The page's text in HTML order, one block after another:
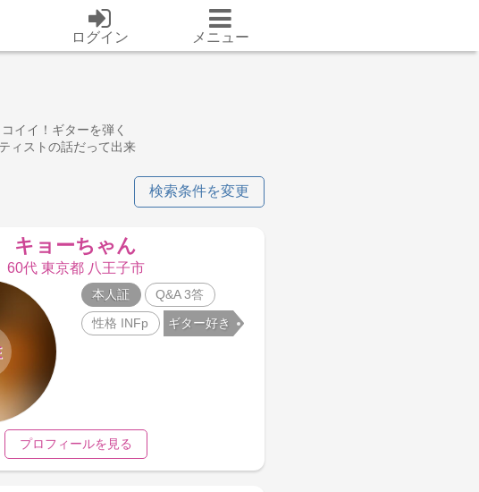
ログイン メニュー
イイ！ギターを弾く
ィストの話だって出来
検索条件を変更
キョーちゃん
60代 東京都 八王子市
本人証
Q&A 3答
性格 INFp
ギター好き
プロフィールを見る